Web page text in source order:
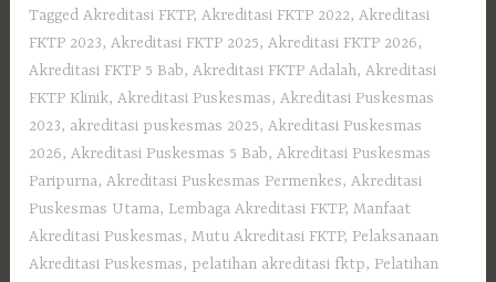
TaggedAkreditasi FKTP,Akreditasi FKTP 2022,Akreditasi
FKTP 2023,Akreditasi FKTP 2025,Akreditasi FKTP 2026,
Akreditasi FKTP 5 Bab,Akreditasi FKTP Adalah,Akreditasi
FKTP Klinik,Akreditasi Puskesmas,Akreditasi Puskesmas
2023, akreditasi puskesmas 2025,Akreditasi Puskesmas
2026,Akreditasi Puskesmas 5 Bab,Akreditasi Puskesmas
Paripurna,Akreditasi Puskesmas Permenkes,Akreditasi
Puskesmas Utama, Lembaga Akreditasi FKTP,Manfaat
Akreditasi Puskesmas,Mutu Akreditasi FKTP, Pelaksanaan
Akreditasi Puskesmas, pelatihan akreditasi fktp, Pelatihan